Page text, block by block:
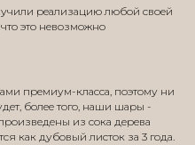
реализацию любой своей
это невозможно
премиум-класса, поэтому ни
более того, наши шары -
из сока дерева
как дубовый листок за 3 года.